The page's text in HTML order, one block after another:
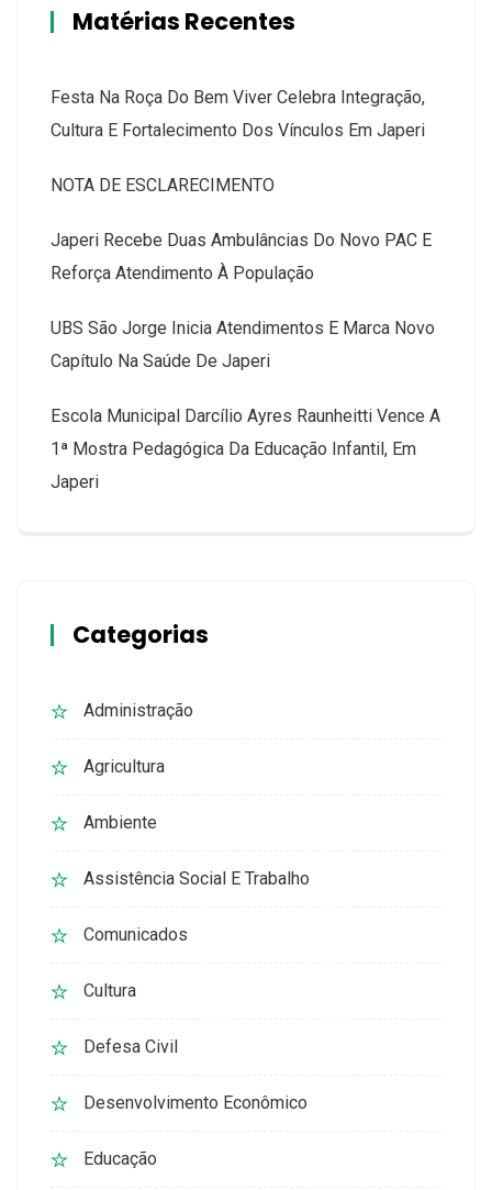
Matérias Recentes
Festa Na Roça Do Bem Viver Celebra Integração,
Cultura E Fortalecimento Dos Vínculos Em Japeri
NOTA DE ESCLARECIMENTO
Japeri Recebe Duas Ambulâncias Do Novo PAC E
Reforça Atendimento À População
UBS São Jorge Inicia Atendimentos E Marca Novo
Capítulo Na Saúde De Japeri
Escola Municipal Darcílio Ayres Raunheitti Vence A
1ª Mostra Pedagógica Da Educação Infantil, Em
Japeri
Categorias
Administração
Agricultura
Ambiente
Assistência Social E Trabalho
Comunicados
Cultura
Defesa Civil
Desenvolvimento Econômico
Educação